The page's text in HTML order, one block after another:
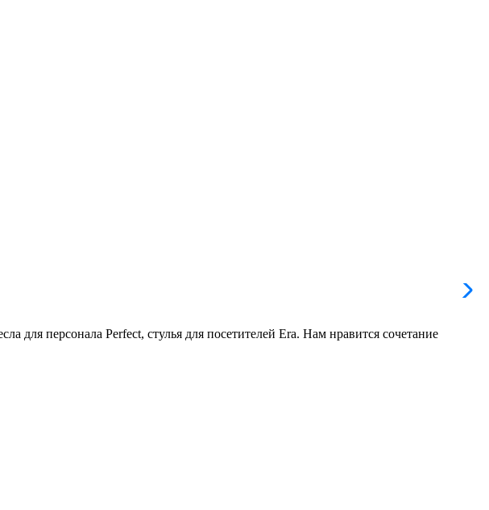
персонала Perfect, стулья для посетителей Era. Нам нравится сочетание